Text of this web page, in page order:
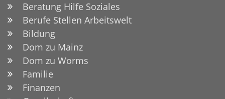
Beratung Hilfe Soziales
Berufe Stellen Arbeitswelt
Bildung
Dom zu Mainz
Dom zu Worms
Familie
Finanzen